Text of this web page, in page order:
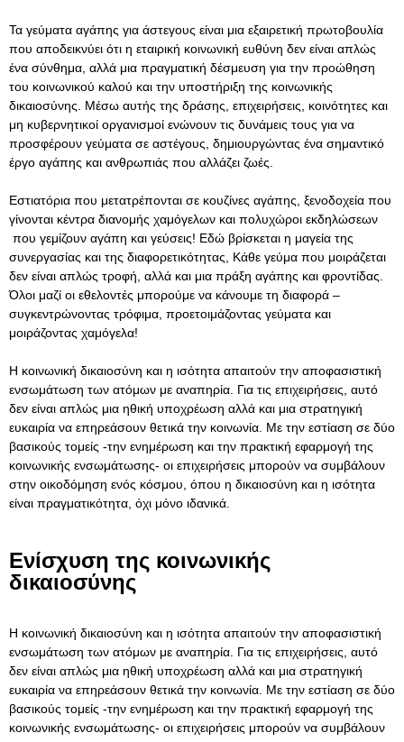
Τα γεύματα αγάπης για άστεγους είναι μια εξαιρετική πρωτοβουλία
που αποδεικνύει ότι η εταιρική κοινωνική ευθύνη δεν είναι απλώς
ένα σύνθημα, αλλά μια πραγματική δέσμευση για την προώθηση
του κοινωνικού καλού και την υποστήριξη της κοινωνικής
δικαιοσύνης. Μέσω αυτής της δράσης, επιχειρήσεις, κοινότητες και
μη κυβερνητικοί οργανισμοί ενώνουν τις δυνάμεις τους για να
προσφέρουν γεύματα σε αστέγους, δημιουργώντας ένα σημαντικό
έργο αγάπης και ανθρωπιάς που αλλάζει ζωές.
Εστιατόρια που μετατρέπονται σε κουζίνες αγάπης, ξενοδοχεία που
γίνονται κέντρα διανομής χαμόγελων και πολυχώροι εκδηλώσεων
που γεμίζουν αγάπη και γεύσεις! Εδώ βρίσκεται η μαγεία της
συνεργασίας και της διαφορετικότητας, Κάθε γεύμα που μοιράζεται
δεν είναι απλώς τροφή, αλλά και μια πράξη αγάπης και φροντίδας.
Όλοι μαζί οι εθελοντές μπορούμε να κάνουμε τη διαφορά –
συγκεντρώνοντας τρόφιμα, προετοιμάζοντας γεύματα και
μοιράζοντας χαμόγελα!
Η κοινωνική δικαιοσύνη και η ισότητα απαιτούν την αποφασιστική
ενσωμάτωση των ατόμων με αναπηρία. Για τις επιχειρήσεις, αυτό
δεν είναι απλώς μια ηθική υποχρέωση αλλά και μια στρατηγική
ευκαιρία να επηρεάσουν θετικά την κοινωνία. Με την εστίαση σε δύο
βασικούς τομείς -την ενημέρωση και την πρακτική εφαρμογή της
κοινωνικής ενσωμάτωσης- οι επιχειρήσεις μπορούν να συμβάλουν
στην οικοδόμηση ενός κόσμου, όπου η δικαιοσύνη και η ισότητα
είναι πραγματικότητα, όχι μόνο ιδανικά.
Ενίσχυση της κοινωνικής
δικαιοσύνης
Η κοινωνική δικαιοσύνη και η ισότητα απαιτούν την αποφασιστική
ενσωμάτωση των ατόμων με αναπηρία. Για τις επιχειρήσεις, αυτό
δεν είναι απλώς μια ηθική υποχρέωση αλλά και μια στρατηγική
ευκαιρία να επηρεάσουν θετικά την κοινωνία. Με την εστίαση σε δύο
βασικούς τομείς -την ενημέρωση και την πρακτική εφαρμογή της
κοινωνικής ενσωμάτωσης- οι επιχειρήσεις μπορούν να συμβάλουν